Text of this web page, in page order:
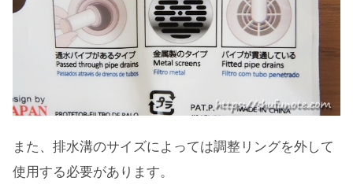
また、排水溝のサイズによっては調整リングを外して
使用する必要があります。